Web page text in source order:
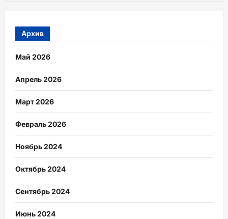
Архив
Май 2026
Апрель 2026
Март 2026
Февраль 2026
Ноябрь 2024
Октябрь 2024
Сентябрь 2024
Июнь 2024